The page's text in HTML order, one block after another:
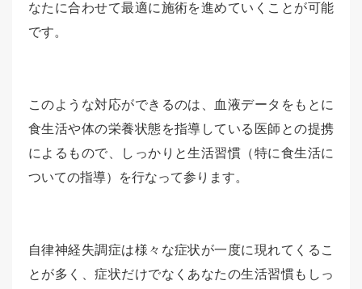
なたに合わせて最適に施術を進めていくことが可能
です。
このような対応ができるのは、血液データをもとに
食生活や体の栄養状態を指導している医師との提携
によるもので、しっかりと生活習慣（特に食生活に
ついての指導）を行なって参ります。
自律神経失調症は様々な症状が一度に現れてくるこ
とが多く、症状だけでなくあなたの生活習慣もしっ